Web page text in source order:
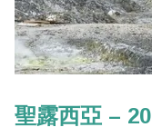
聖露西亞 –